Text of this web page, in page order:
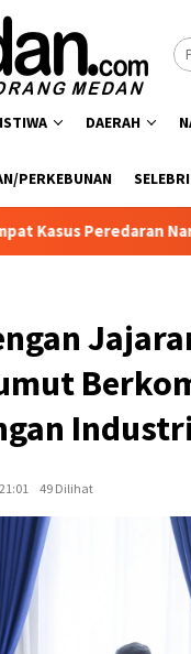
DAERAH
PERKEBUNAN
Empat
49 Dilihat